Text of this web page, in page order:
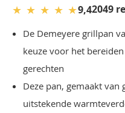
★ ★ ★ ★ ★9,42049
De Demeyere grillpan
keuze voor het
gerechten
Deze pan, gemaakt
uitstekende